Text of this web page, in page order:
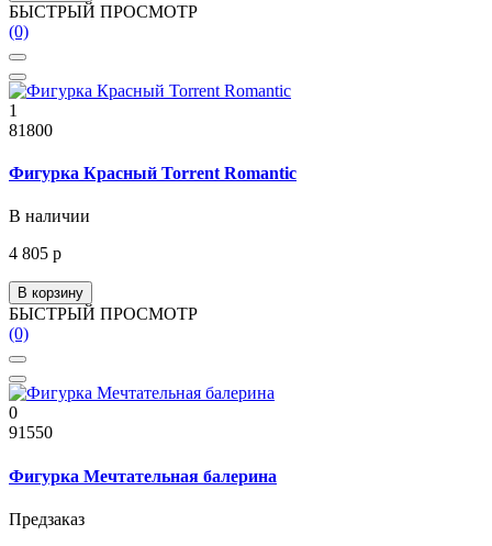
БЫСТРЫЙ ПРОСМОТР
(0)
1
81800
Фигурка Красный Torrent Romantic
В наличии
4 805 р
В корзину
БЫСТРЫЙ ПРОСМОТР
(0)
0
91550
Фигурка Мечтательная балерина
Предзаказ